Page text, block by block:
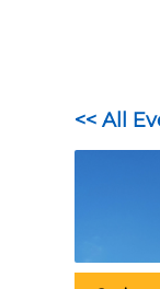
<< All